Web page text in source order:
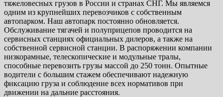
тяжеловесных грузов в России и странах СНГ. Мы являемся
одним из крупнейших перевозчиков с собственным
автопарком. Наш автопарк постоянно обновляется.
Обслуживание тягачей и полуприцепов проводится на
сервисных станциях официальных дилеров, а также на
собственной сервисной станции. В распоряжении компании
низкорамные, телескопические и модульные тралы,
способные перевозить грузы массой до 250 тонн. Опытные
водители с большим стажем обеспечивают надежную
фиксацию груза и соблюдение всех нормативов при
движении на дальние расстояния.